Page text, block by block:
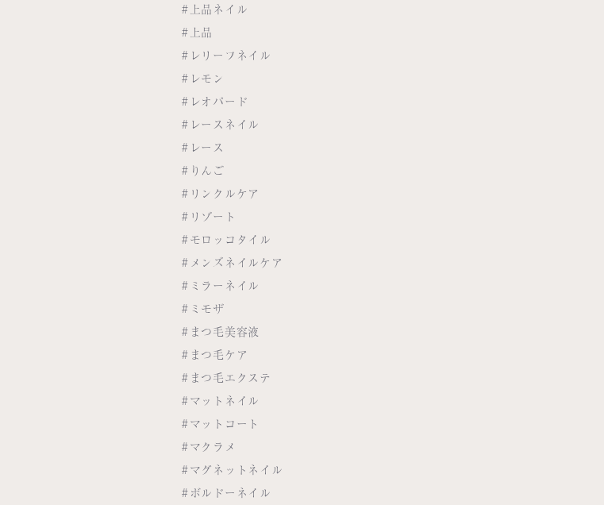
#上品ネイル
#上品
#レリーフネイル
#レモン
#レオパード
#レースネイル
#レース
#りんご
#リンクルケア
#リゾート
#モロッコタイル
#メンズネイルケア
#ミラーネイル
#ミモザ
#まつ毛美容液
#まつ毛ケア
#まつ毛エクステ
#マットネイル
#マットコート
#マクラメ
#マグネットネイル
#ボルドーネイル